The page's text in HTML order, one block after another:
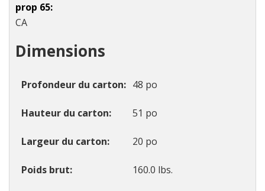
prop 65
CA
Dimensions
Profondeur du carton 48 po
Hauteur du carton 51 po
Largeur du carton 20 po
Poids brut 160.0 lbs.